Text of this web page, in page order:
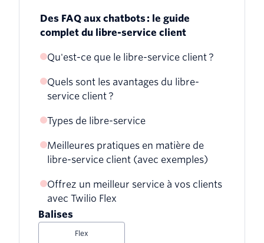
Des FAQ aux chatbots : le guide
complet du libre-service client
Qu'est-ce que le libre-service client ?
Quels sont les avantages du libre-
service client ?
Types de libre-service
Page de FAQ
Forum communautaire
Menu SVI
Meilleures pratiques en matière de
libre-service client (avec exemples)
1. Rendez-le accessible
2. Rendez-le convivial
3. Rendez-le compatible avec les
Offrez un meilleur service à vos clients
avec Twilio Flex
Balises
Flex